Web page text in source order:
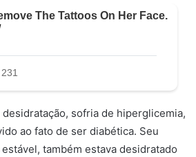
desidratação, sofria de hiperglicemia,
ao fato de ser diabética. Seu
também estava desidratado